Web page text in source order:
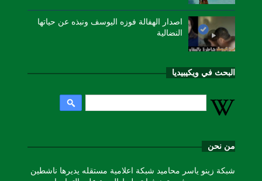
اصدار الهفالة فوزه اليوسف ونبذه عن حياتها
النضالية
البحث في ويكيبيديا
من نحن
شبكة زينو ياسر محاميد شبكة اعلامية مستقله يديرها ناشطين